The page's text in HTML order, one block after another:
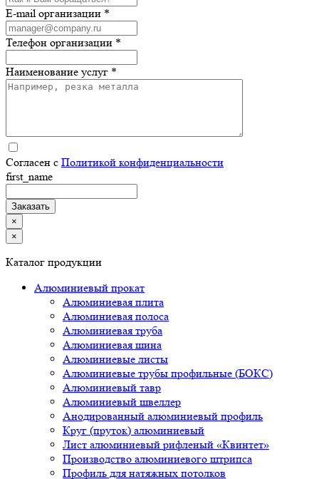
E-mail организации *
Телефон организации *
Наименование услуг *
Согласен с Политикой конфиденциальности
first_name
×
×
Каталог продукции
Алюминиевый прокат
Алюминиевая плита
Алюминиевая полоса
Алюминиевая труба
Алюминиевая шина
Алюминиевые листы
Алюминиевые трубы профильные (БОКС)
Алюминиевый тавр
Алюминиевый швеллер
Анодированный алюминиевый профиль
Круг (пруток) алюминиевый
Лист алюминиевый рифленый «Квинтет»
Производство алюминиевого штрипса
Профиль для натяжных потолков